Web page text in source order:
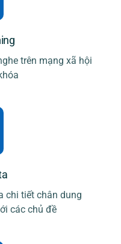
trên mạng xã hội
chi tiết chân dung
các chủ đề